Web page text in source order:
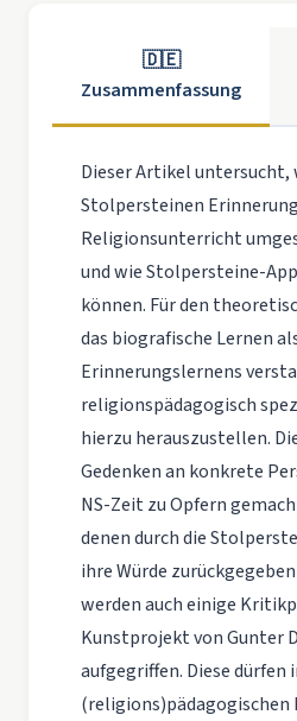
🇩🇪
Zusammenfassung
Dieser Artikel untersucht,
Stolpersteinen
Religionsunterricht
und wie Stolpersteine-
können. Für den
das biografische Lernen
Erinnerungslernens
religionspädagogisch
hierzu herauszustellen.
Gedenken an konkrete
NS-Zeit zu Opfern
denen durch die
ihre Würde
werden auch einige
Kunstprojekt von Gunter
aufgegriffen. Diese dürfen